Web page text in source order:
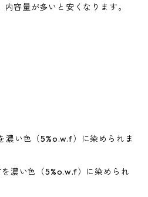
容量が多いと安くなります。
い色（5%o.w.f）に染められま
濃い色（5%o.w.f）に染められ